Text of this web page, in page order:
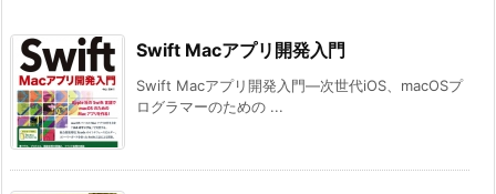
Swift Macアプリ開発入門
Swift Macアプリ開発入門―次世代iOS、macOSプ
ログラマーのための ...